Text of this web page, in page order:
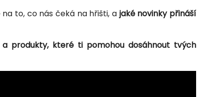
to, co nás čeká na hřišti, a jaké novinky přináší
a produkty, které ti pomohou dosáhnout tvých